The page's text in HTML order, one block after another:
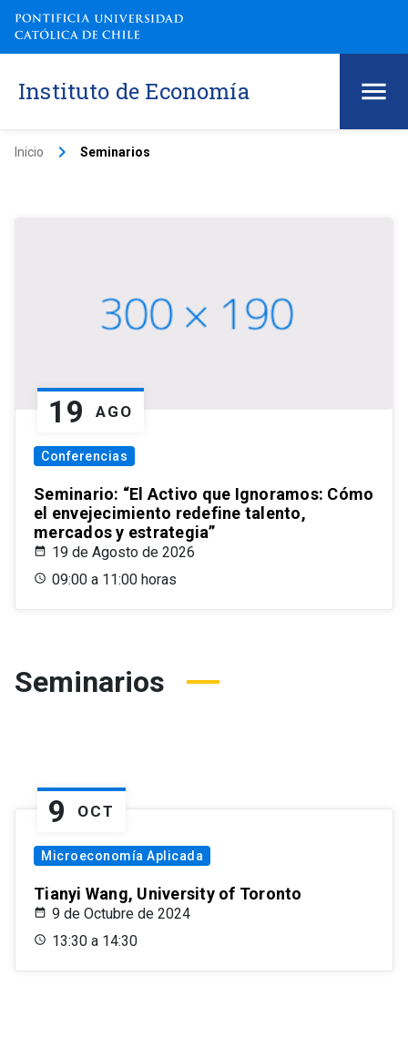
Instituto de Economía
Inicio keyboard_arrow_right Seminarios
19 AGO
Conferencias
Seminario: “El Activo que Ignoramos: Cómo
el envejecimiento redefine talento,
mercados y estrategia”
19 de Agosto de 2026
09:00 a 11:00 horas
Seminarios
9 OCT
Microeconomía Aplicada
Tianyi Wang, University of Toronto
9 de Octubre de 2024
13:30 a 14:30